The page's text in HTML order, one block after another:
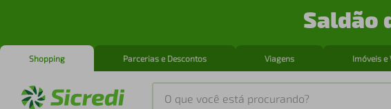
Saldão
Shopping Parcerias e Descontos Viagens Imóveis e
O que você está procurando?